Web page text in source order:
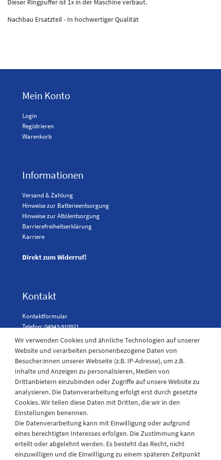
Dieser Ringpuffer ist 1x in der Maschine verbaut.
Nachbau Ersatzteil - In hochwertiger Qualität
Mein Konto
Login
Registrieren
Warenkorb
Informationen
Versand & Zahlung
Hinweise zur Batterieentsorgung
Hinweise zur Altölentsorgung
Barrierefreiheitserklärung
Karriere
Direkt zum Widerruf!
Kontakt
Kontaktformular
Telefon: 04943-910921
Laden Öffnungszeiten
Montag - Freitag
08:30 - 12:30 und 13.00 - 17.30 Uhr
Samstags
08:30 bis 12:30 Uhr
Wir verwenden Cookies und ähnliche Technologien auf unserer
Website und verarbeiten personenbezogene Daten von
Besucher:innen unserer Webseite (z.B. IP-Adresse), um z.B.
Inhalte und Anzeigen zu personalisieren, Medien von
Drittanbietern einzubinden oder Zugriffe auf unsere Website zu
analysieren. Die Datenverarbeitung erfolgt erst durch gesetzte
Cookies. Wir teilen diese Daten mit Dritten, die wir in den
Einstellungen benennen.
Die Datenverarbeitung kann mit Einwilligung oder aufgrund
eines berechtigten Interesses erfolgen. Die Zustimmung kann
erteilt oder abgelehnt werden. Es besteht das Recht, nicht
einzuwilligen und die Einwilligung zu einem späteren Zeitpunkt